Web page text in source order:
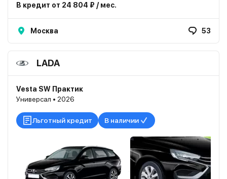
В кредит от 24 804 ₽ / мес.
Москва 53
LADA
Vesta SW Практик
Универсал • 2026
Льготный кредит В наличии